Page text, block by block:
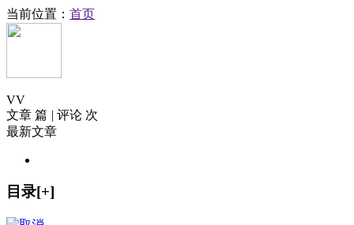
当前位置： 首页
VV
文章 篇 | 评论 次
最新文章
目录[+]